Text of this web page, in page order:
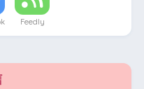
Feedly